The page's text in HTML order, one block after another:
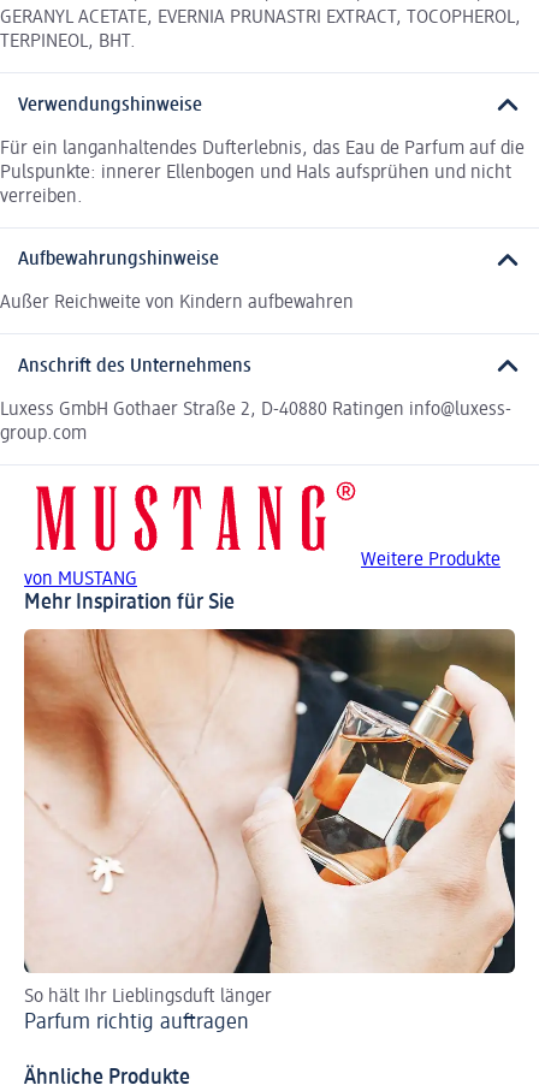
GERANYL ACETATE, EVERNIA PRUNASTRI EXTRACT, TOCOPHEROL,
TERPINEOL, BHT.
Verwendungshinweise
Für ein langanhaltendes Dufterlebnis, das Eau de Parfum auf die
Pulspunkte: innerer Ellenbogen und Hals aufsprühen und nicht
verreiben.
Aufbewahrungshinweise
Außer Reichweite von Kindern aufbewahren
Anschrift des Unternehmens
Luxess GmbH Gothaer Straße 2, D-40880 Ratingen info@luxess-
group.com
Weitere Produkte
von MUSTANG
Mehr Inspiration für Sie
So hält Ihr Lieblingsduft länger
Parfum richtig auftragen
Ähnliche Produkte